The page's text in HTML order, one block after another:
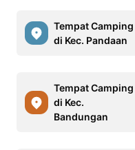
Tempat Camping
di Kec. Pandaan
Tempat Camping
di Kec.
Bandungan